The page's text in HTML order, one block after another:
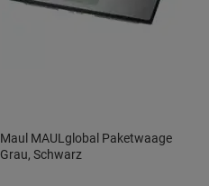
Maul MAULglobal Paketwaage
Grau, Schwarz